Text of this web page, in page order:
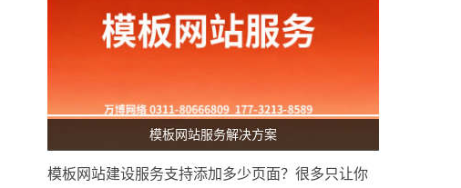
模板网站服务解决方案
模板网站建设服务支持添加多少页面？很多只让你